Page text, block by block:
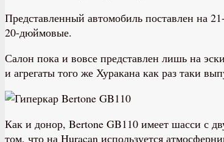
Представленный автомобиль поставлен на
20-дюймовые.
Салон пока и вовсе представлен лишь на
и агрегаты того же Хуракана как раз таки
Как и донор, Bertone GB110 имеет шасси с
том, что на Huracan используется